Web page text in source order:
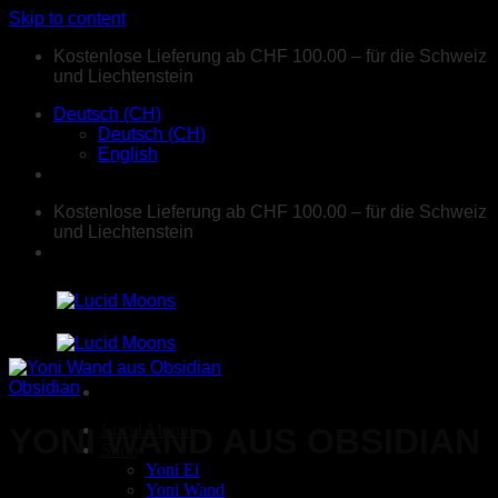
Skip to content
Kostenlose Lieferung ab CHF 100.00 – für die Schweiz
und Liechtenstein
Deutsch (CH)
Deutsch (CH)
English
Kostenlose Lieferung ab CHF 100.00 – für die Schweiz
und Liechtenstein
Yoni Ei
Yoni Wand
Obsidian
YONI WAND AUS OBSIDIAN